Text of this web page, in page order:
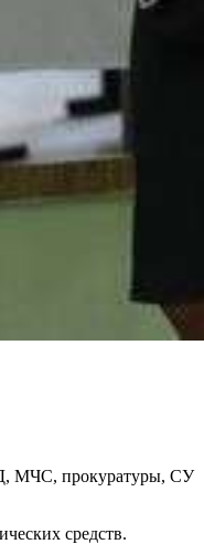
МЧС, прокуратуры, СУ
средств.